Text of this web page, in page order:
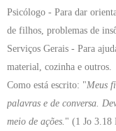
Psicólogo - Para dar
de filhos, problemas de
Serviços Gerais - Para
material, cozinha e outros.
Como está escrito: "Meus
palavras e de conversa.
meio de ações. " (1 Jo 3.18